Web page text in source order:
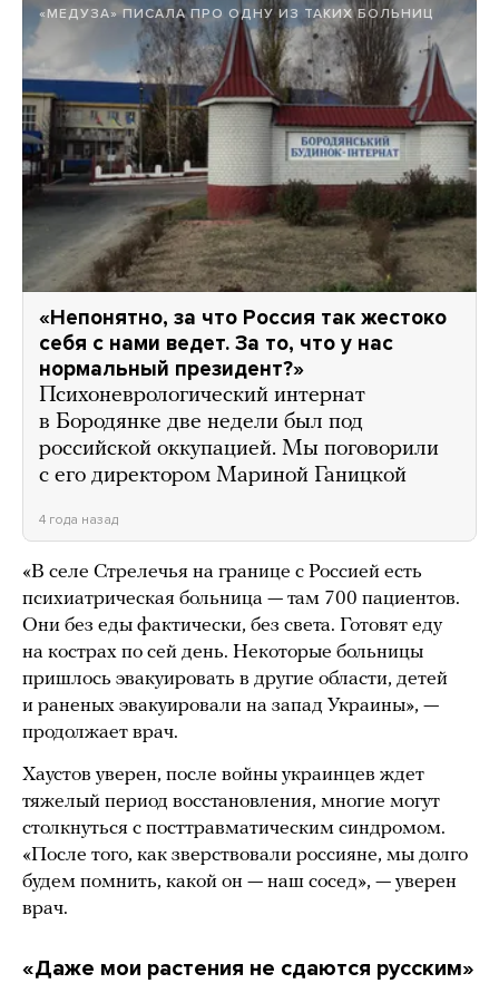
«МЕДУЗА» ПИСАЛА ПРО ОДНУ ИЗ ТАКИХ БОЛЬНИЦ
«Непонятно, за что Россия так жестоко
себя с нами ведет. За то, что у нас
нормальный президент?»
Психоневрологический интернат
в Бородянке две недели был под
российской оккупацией. Мы поговорили
с его директором Мариной Ганицкой
4 года назад
«В селе Стрелечья на границе с Россией есть
психиатрическая больница — там 700 пациентов.
Они без еды фактически, без света. Готовят еду
на кострах по сей день. Некоторые больницы
пришлось эвакуировать в другие области, детей
и раненых эвакуировали на запад Украины», —
продолжает врач.
Хаустов уверен, после войны украинцев ждет
тяжелый период восстановления, многие могут
столкнуться с посттравматическим синдромом.
«После того, как зверствовали россияне, мы долго
будем помнить, какой он — наш сосед», — уверен
врач.
«Даже мои растения не сдаются русским»